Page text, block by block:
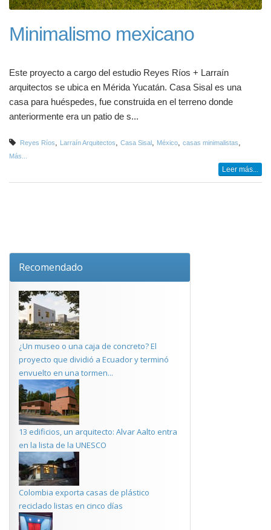
Minimalismo mexicano
Este proyecto a cargo del estudio Reyes Ríos + Larraín
arquitectos se ubica en Mérida Yucatán. Casa Sisal es una
casa para huéspedes, fue construida en el terreno donde
anteriormente era un patio de s...
Reyes Ríos, Larraín Arquitectos, Casa Sisal , México, casas minimalistas,
Más...
Leer más...
Recomendado
¿Un museo o una caja de concreto? El
proyecto que dividió a Ecuador y terminó
envuelto en una tormen...
13 edificios, un arquitecto: Alvar Aalto entra
en la lista de la UNESCO
Colombia exporta casas de plástico
reciclado listas en cinco días